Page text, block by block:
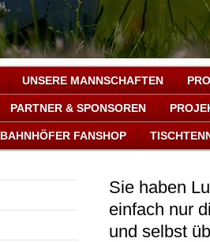
UNSERE MANNSCHAFTEN
PARTNER & SPONSOREN
BAHNHÖFER FANSHOP
Sie haben
einfach nur
und selbst